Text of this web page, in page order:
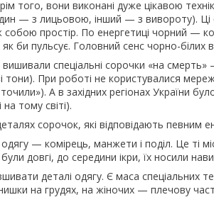
того, вони виконані дуже цікавою
— з лицьовою, інший — з вивороту). Ці
собою простір. По енергетиці чорний —
би пульсує. Головний сенс чорно-білих
вишивали спеціальні сорочки «на
тони). При роботі не користувалися
А в західних регіонах України
тому світі).
сорочок, які відповідають певним
— комірець, манжети і поділ. Це ті
довгі, до середини ікри, їх носили
деталі одягу. Є маса спеціальних
на грудях, на жіночих — плечову